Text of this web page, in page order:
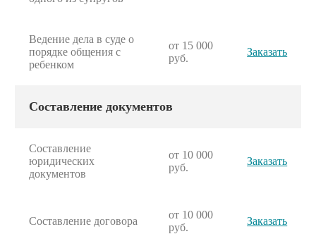
Ведение дела в суде о
порядке общения с
ребенком
от 15 000
руб.
Заказать
Составление документов
Составление
юридических
документов
от 10 000
руб.
Заказать
Составление договора
от 10 000
руб.
Заказать